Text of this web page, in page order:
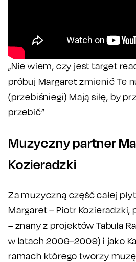
„Nie wiem, czy jest target
próbuj Margaret zmienić Te
(przebiśniegi) Mają siłę, by
przebić”
Muzyczny partner
Kozieradzki
Za muzyczną część całej
Margaret – Piotr Kozieradzki,
– znany z projektów Tabula
w latach 2006–2009) i jako
ramach którego tworzy